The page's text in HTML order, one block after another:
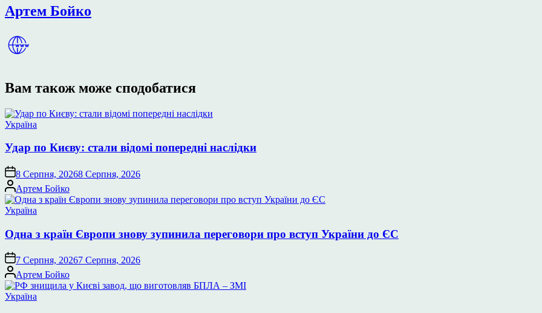
Артем Бойко
Вам також може сподобатися
Опублікувати
Україна
Удар по Києву: стали відомі попередні наслідки
8 Серпня, 20268 Серпня, 2026
Опубліковано
Артем Бойко
Опублікувати
Україна
Одна з країн Європи знову зупинила переговори про вступ України до ЄС
7 Серпня, 20267 Серпня, 2026
Опубліковано
Артем Бойко
Опублікувати
Україна